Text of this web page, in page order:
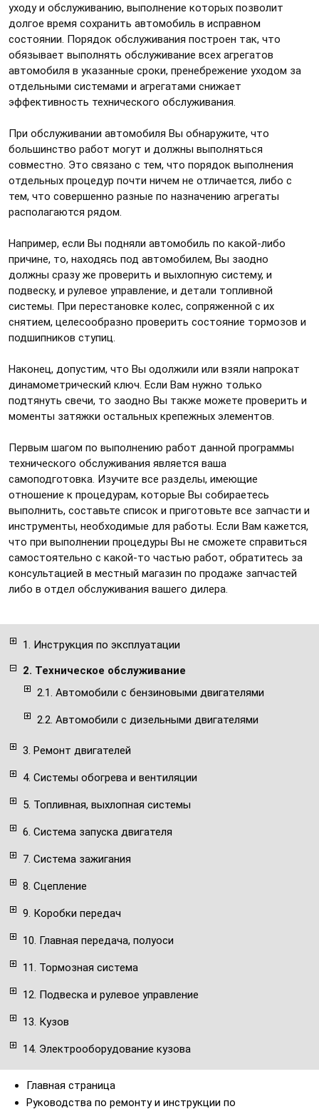
1. Инструкция по эксплуатации
2. Техническое обслуживание
2.1. Автомобили с бензиновыми двигателями
2.2. Автомобили с дизельными двигателями
3. Ремонт двигателей
4. Системы обогрева и вентиляции
5. Топливная, выхлопная системы
6. Система запуска двигателя
7. Система зажигания
8. Сцепление
9. Коробки передач
10. Главная передача, полуоси
11. Тормозная система
12. Подвеска и рулевое управление
13. Кузов
14. Электрооборудование кузова
уходу и обслуживанию, выполнение которых позволит
долгое время сохранить автомобиль в исправном
состоянии. Порядок обслуживания построен так, что
обязывает выполнять обслуживание всех агрегатов
автомобиля в указанные сроки, пренебрежение уходом за
отдельными системами и агрегатами снижает
эффективность технического обслуживания.
При обслуживании автомобиля Вы обнаружите, что
большинство работ могут и должны выполняться
совместно. Это связано с тем, что порядок выполнения
отдельных процедур почти ничем не отличается, либо с
тем, что совершенно разные по назначению агрегаты
располагаются рядом.
Например, если Вы подняли автомобиль по какой-либо
причине, то, находясь под автомобилем, Вы заодно
должны сразу же проверить и выхлопную систему, и
подвеску, и рулевое управление, и детали топливной
системы. При перестановке колес, сопряженной с их
снятием, целесообразно проверить состояние тормозов и
подшипников ступиц.
Наконец, допустим, что Вы одолжили или взяли напрокат
динамометрический ключ. Если Вам нужно только
подтянуть свечи, то заодно Вы также можете проверить и
моменты затяжки остальных крепежных элементов.
Первым шагом по выполнению работ данной программы
технического обслуживания является ваша
самоподготовка. Изучите все разделы, имеющие
отношение к процедурам, которые Вы собираетесь
выполнить, составьте список и приготовьте все запчасти и
инструменты, необходимые для работы. Если Вам кажется,
что при выполнении процедуры Вы не сможете справиться
самостоятельно с какой-то частью работ, обратитесь за
консультацией в местный магазин по продаже запчастей
либо в отдел обслуживания вашего дилера.
Главная страница
Руководства по ремонту и инструкции по